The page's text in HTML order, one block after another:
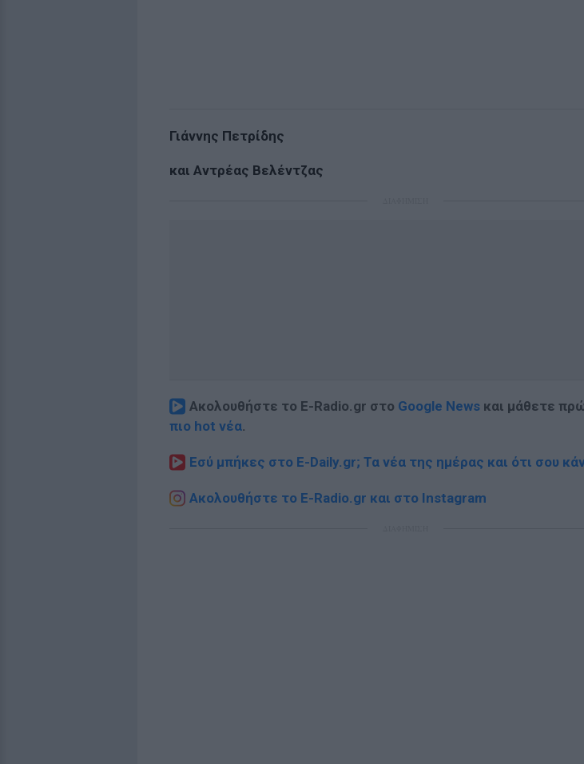
Γιάννης Πετρίδης
και Αντρέας Βελέντζας
Ακολουθήστε το E-Radio.gr στο Google News και μάθετε
πιο hot νέα.
Εσύ μπήκες στο E-Daily.gr; Τα νέα της ημέρας και ότι σου
Ακολουθήστε το E-Radio.gr και στο Instagram